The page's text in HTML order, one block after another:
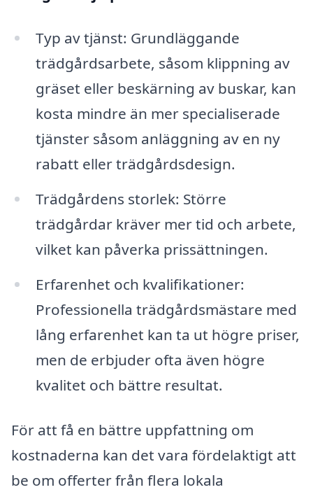
Typ av tjänst: Grundläggande
trädgårdsarbete, såsom klippning av
gräset eller beskärning av buskar, kan
kosta mindre än mer specialiserade
tjänster såsom anläggning av en ny
rabatt eller trädgårdsdesign.
Trädgårdens storlek: Större
trädgårdar kräver mer tid och arbete,
vilket kan påverka prissättningen.
Erfarenhet och kvalifikationer:
Professionella trädgårdsmästare med
lång erfarenhet kan ta ut högre priser,
men de erbjuder ofta även högre
kvalitet och bättre resultat.
För att få en bättre uppfattning om
kostnaderna kan det vara fördelaktigt att
be om offerter från flera lokala